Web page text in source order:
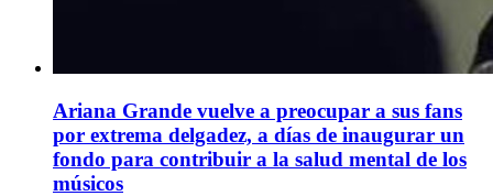
Ariana Grande vuelve a preocupar a sus fans
por extrema delgadez, a días de inaugurar un
fondo para contribuir a la salud mental de los
músicos